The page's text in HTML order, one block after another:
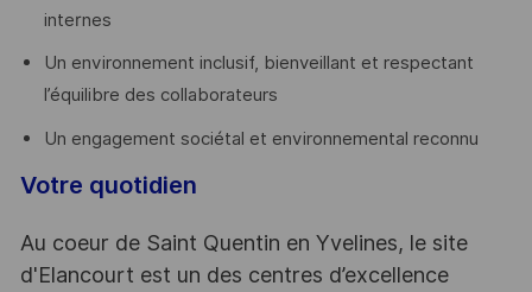
internes
Un environnement inclusif, bienveillant et respectant
l’équilibre des collaborateurs
Un engagement sociétal et environnemental reconnu
Votre quotidien
Au coeur de Saint Quentin en Yvelines, le site
d'Elancourt est un des centres d’excellence